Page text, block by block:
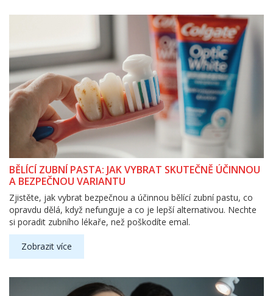
BĚLÍCÍ ZUBNÍ PASTA: JAK VYBRAT SKUTEČNĚ ÚČINNOU
A BEZPEČNOU VARIANTU
Zjistěte, jak vybrat bezpečnou a účinnou bělící zubní pastu, co
opravdu dělá, když nefunguje a co je lepší alternativou. Nechte
si poradit zubního lékaře, než poškodíte emal.
Zobrazit více